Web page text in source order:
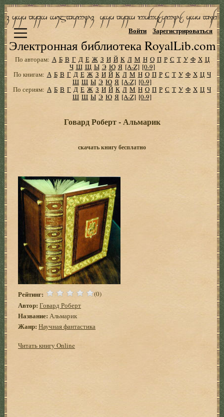
Электронная библиотека RoyalLib.com
Войти Зарегистрироваться
По авторам: А Б В Г Д Е Ж З И Й К Л М Н О П Р С Т У Ф Х Ц
Ч Ш Щ Ы Э Ю Я [A-Z] [0-9]
По книгам: А Б В Г Д Е Ж З И Й К Л М Н О П Р С Т У Ф Х Ц Ч
Ш Щ Ы Э Ю Я [A-Z] [0-9]
По сериям: А Б В Г Д Е Ж З И Й К Л М Н О П Р С Т У Ф Х Ц Ч
Ш Щ Ы Э Ю Я [A-Z] [0-9]
Говард Роберт - Альмарик
скачать книгу бесплатно
Рейтинг: (0)
Автор: Говард Роберт
Название: Альмарик
Жанр: Научная фантастика
Читать книгу Online